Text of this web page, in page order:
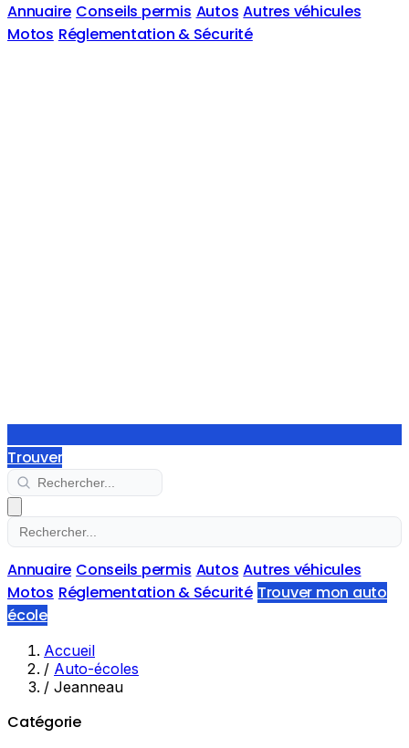
Annuaire Conseils permis Autos Autres véhicules
Motos Réglementation & Sécurité
Trouver
Annuaire Conseils permis Autos Autres véhicules
Motos Réglementation & Sécurité Trouver mon auto
école
Accueil
/ Auto-écoles
/ Jeanneau
Catégorie